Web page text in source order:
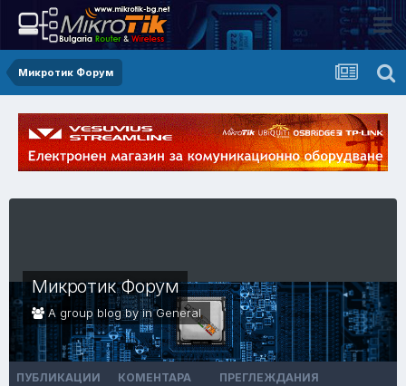
Микротик Форум
Микротик Форум
A group blog by inGeneral
ПУБЛИКАЦИИ КОМЕНТАРА ПРЕГЛЕЖДАНИЯ